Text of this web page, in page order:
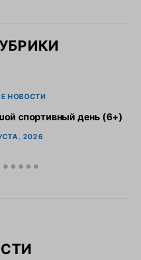
НОВОСТИ
спортивный день (6+)
2026